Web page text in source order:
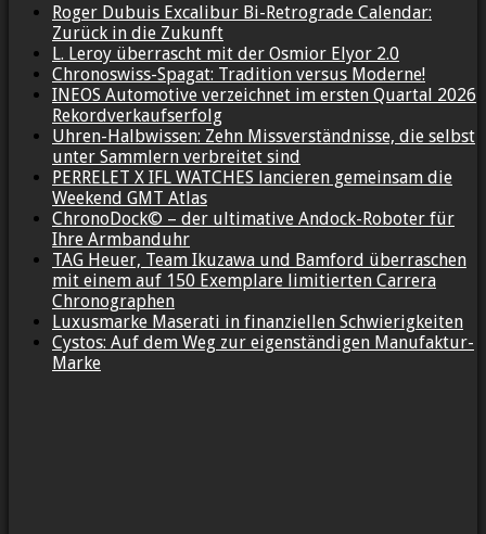
Roger Dubuis Excalibur Bi-Retrograde Calendar:
Zurück in die Zukunft
L. Leroy überrascht mit der Osmior Elyor 2.0
Chronoswiss-Spagat: Tradition versus Moderne!
INEOS Automotive verzeichnet im ersten Quartal 2026
Rekordverkaufserfolg
Uhren-Halbwissen: Zehn Missverständnisse, die selbst
unter Sammlern verbreitet sind
PERRELET X IFL WATCHES lancieren gemeinsam die
Weekend GMT Atlas
ChronoDock© – der ultimative Andock-Roboter für
Ihre Armbanduhr
TAG Heuer, Team Ikuzawa und Bamford überraschen
mit einem auf 150 Exemplare limitierten Carrera
Chronographen
Luxusmarke Maserati in finanziellen Schwierigkeiten
Cystos: Auf dem Weg zur eigenständigen Manufaktur-
Marke